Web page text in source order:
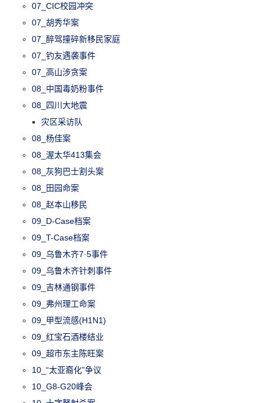
07_CIC校园冲突
07_胡秀华案
07_醉驾撞碎新移民家庭
07_钓友遇袭事件
07_高山涉贪案
08_中国毒奶粉事件
08_四川大地震
灾区采访队
08_杨佳案
08_渥太华413集会
08_灰狗巴士割头案
08_田园命案
08_赵本山移民
09_D-Case档案
09_T-Case档案
09_乌鲁木齐7·5事件
09_乌鲁木齐针刺事件
09_吉林通钢事件
09_弗州理工命案
09_甲型流感(H1N1)
09_红宝石酒楼结业
09_超市东主陈旺案
10_“太亚裔化”争议
10_G8-G20峰会